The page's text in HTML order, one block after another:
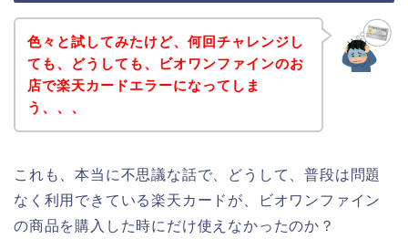
色々と試してみたけど、何回チャレンジし
ても、どうしても、ビオワンファインのお
店で楽天カードエラーになってしま
う、、、
これも、本当に不思議な話で、どうして、普段は問題
なく利用できている楽天カードが、ビオワンファイン
の商品を購入した時にだけ使えなかったのか？